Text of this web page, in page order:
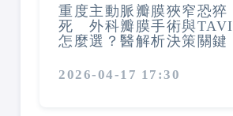
重度主動脈瓣膜狹窄恐猝
死 外科瓣膜手術與TAVI
怎麼選？醫解析決策關鍵
2026-04-17 17:30